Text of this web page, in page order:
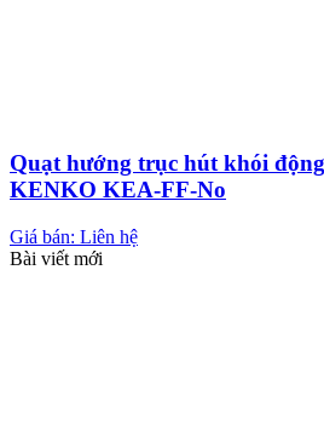
Quạt hướng trục hút khói
KENKO KEA-FF-No
Giá bán: Liên hệ
Bài viết mới